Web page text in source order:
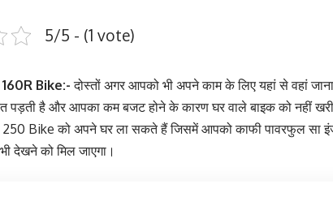
5/5 - (1 vote)
Bike:- दोस्तों अगर आपको भी अपने काम के लिए यहां से वहां
पड़ती है और आपका कम बजट होने के कारण घर वाले बाइक को नहीं
Bike को अपने घर ला सकते हैं जिसमें आपको काफी पावरफुल सा
देखने को मिल जाएगा।